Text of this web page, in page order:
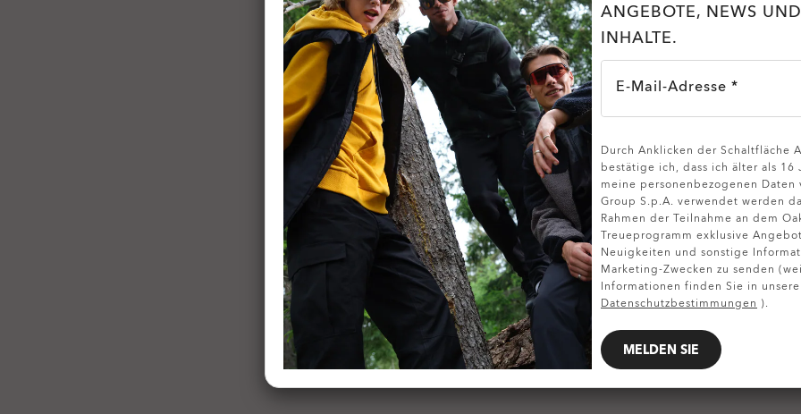
ANGEBOTE, NEWS
INHALTE.
E-Mail-Adresse *
Durch Anklicken der Schaltfläche
bestätige ich, dass ich älter als 16
meine personenbezogenen Daten
Group S.p.A. verwendet werden
Rahmen der Teilnahme an dem
Treueprogramm exklusive
Neuigkeiten und sonstige
Marketing-Zwecken zu senden
Informationen finden Sie in
Datenschutzbestimmungen ).
MELDEN SIE